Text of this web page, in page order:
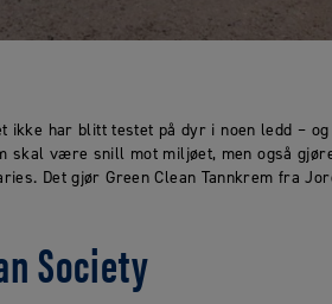
ikke har blitt testet på dyr i noen ledd –
skal være snill mot miljøet, men også
Det gjør Green Clean Tannkrem fra
Society